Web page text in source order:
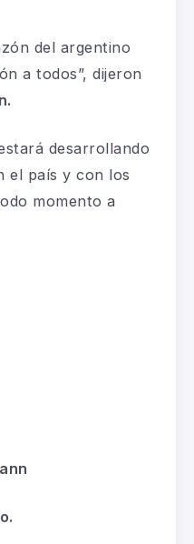
del argentino
a todos”, dijeron
desarrollando
el país y con los
momento a